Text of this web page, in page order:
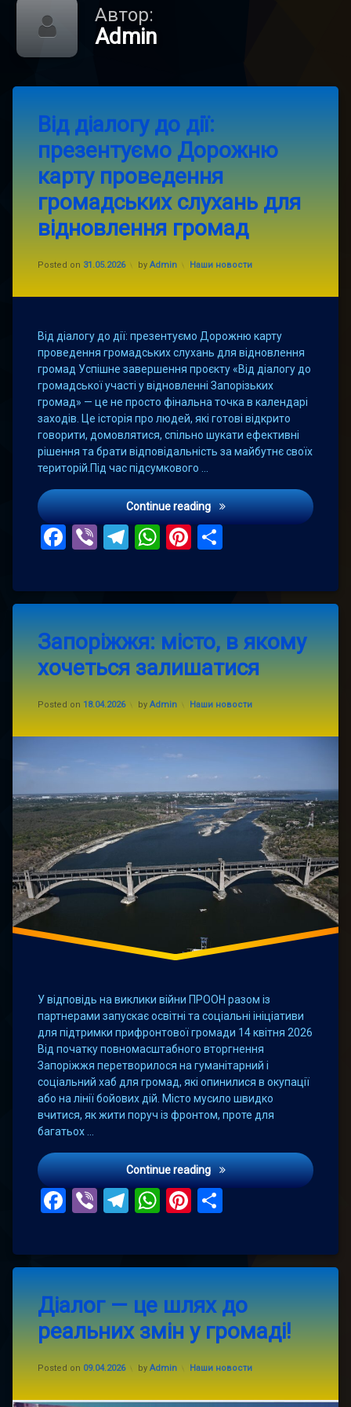
Автор:
Admin
Від діалогу до дії:
презентуємо Дорожню
карту проведення
громадських слухань для
відновлення громад
Posted on 31.05.2026
Updated on 01.06.2026
by Admin Categories:
Наши новости
Від діалогу до дії: презентуємо Дорожню карту
проведення громадських слухань для відновлення
громад Успішне завершення проєкту «Від діалогу до
громадської участі у відновленні Запорізьких
громад» — це не просто фінальна точка в календарі
заходів. Це історія про людей, які готові відкрито
говорити, домовлятися, спільно шукати ефективні
рішення та брати відповідальність за майбутнє своїх
територій.Під час підсумкового …
Continue readingВід діалогу до дії:
Facebook
ViberTelegram
WhatsApp
Pinterest
a
Comment
on
Від
діалогу
до
дії:
презентуємо
Дорожню
для
Запоріжжя: місто, в якому
хочеться залишатися
Posted on 18.04.2026
Updated on 18.04.2026
by Admin Categories:
Наши новости
У відповідь на виклики війни ПРООН разом із
партнерами запускає освітні та соціальні ініціативи
для підтримки прифронтової громади 14 квітня 2026
Від початку повномасштабного вторгнення
Запоріжжя перетворилося на гуманітарний і
соціальний хаб для громад, які опинилися в окупації
або на лінії бойових дій. Місто мусило швидко
вчитися, як жити поруч із фронтом, проте для
багатьох …
Continue readingЗапоріжжя: місто, в
Facebook
ViberTelegram
WhatsApp
Pinterest
a
Comment
on
Запоріжжя:
в
Діалог — це шлях до
реальних змін у громаді!
Posted on 09.04.2026
Updated on 09.04.2026
by Admin Categories:
Наши новости
a
Comment
on
Діалог
це